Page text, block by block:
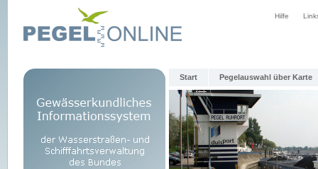
Hilfe
Start Pegelauswahl über Karte